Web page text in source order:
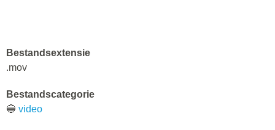
Bestandsextensie
.mov
Bestandscategorie
🔵 video